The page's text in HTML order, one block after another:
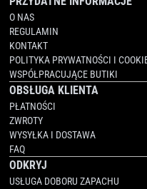
O NAS
REGULAMIN
KONTAKT
POLITYKA PRYWATNOŚCI I
WSPÓŁPRACUJĄCE BUTIKI
OBSŁUGA KLIENTA
PŁATNOŚCI
ZWROTY
WYSYŁKA I DOSTAWA
FAQ
ODKRYJ
USŁUGA DOBORU ZAPACHU